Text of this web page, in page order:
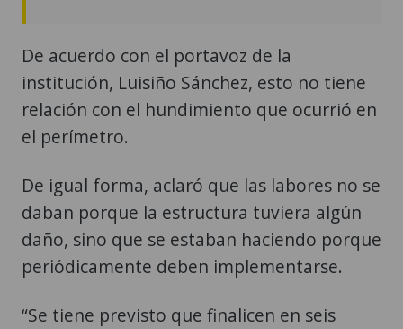
De acuerdo con el portavoz de la
institución, Luisiño Sánchez, esto no tiene
relación con el hundimiento que ocurrió en
el perímetro.
De igual forma, aclaró que las labores no se
daban porque la estructura tuviera algún
daño, sino que se estaban haciendo porque
periódicamente deben implementarse.
“Se tiene previsto que finalicen en seis